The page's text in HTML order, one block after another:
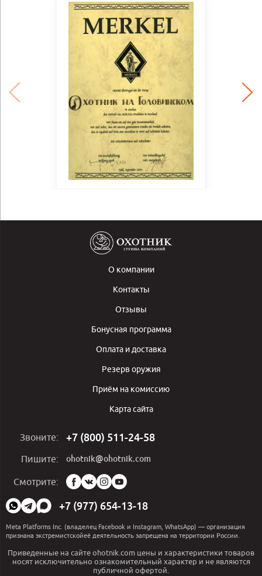
О компании
Контакты
Отзывы
Бонусная программа
Оплата и доставка
Резерв оружия
Приём на комиссию
Карта сайта
Звоните: +7 (800) 511-24-58
Пишите: ohotnik@ohotnik.com
Смотрите:
Мы
в
социальных
сетях:
+7 (977) 654-13-18
Meta Platforms Inc. (владелец Facebook и Instagram, WhatsApp) — организация
признана экстремистскойеё деятельность запрещена на территории России.
Приведенные на сайте ohotnik.com цены и характеристики товаров
носят исключительно ознакомительный характер и не являются
публичной офертой.